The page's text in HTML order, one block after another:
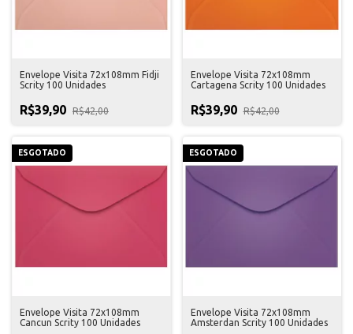
Envelope Visita 72x108mm Fidji
Scrity 100 Unidades
R$39,90 R$42,00
Envelope Visita 72x108mm
Cartagena Scrity 100 Unidades
R$39,90 R$42,00
ESGOTADO
Envelope Visita 72x108mm
Cancun Scrity 100 Unidades
ESGOTADO
Envelope Visita 72x108mm
Amsterdan Scrity 100 Unidades